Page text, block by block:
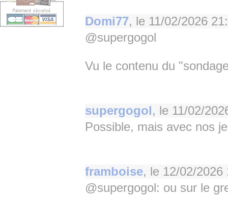
Domi77, le 11/02/2026
@supergogol
Vu le contenu du
supergogol, le 11/02/
Possible, mais avec nos
framboise, le 12/02/2026
@supergogol: ou sur le